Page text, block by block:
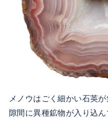
メノウはごく細かい石英
隙間に異種鉱物が入り込